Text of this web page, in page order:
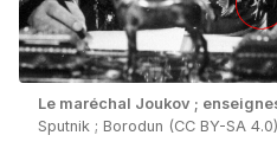
Le maréchal Joukov ;
Sputnik ; Borodun (CC BY-SA 4.0)